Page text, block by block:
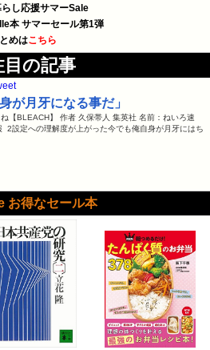
し応援サマーSale
本 サマーセール第1弾
めはこちら
目の記事
が月牙になる事だ」
【BLEACH】 作者 久保帯人 集英社 名前：ねいろ速
設定への理解度が上がった今でも俺自身が月牙にはち
お得なセール本